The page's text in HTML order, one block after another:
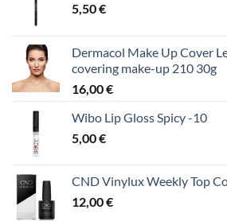
5,50€
Dermacol Make Up Cover
covering make-up 210 30g
16,00€
Wibo Lip Gloss Spicy -10
5,00€
CND Vinylux Weekly Top
12,00€